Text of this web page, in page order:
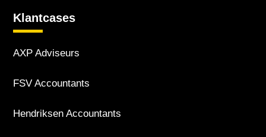
Klantcases
AXP Adviseurs
FSV Accountants
Hendriksen Accountants